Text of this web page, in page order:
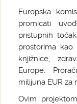
Europska
promicati
pristupnih
prostorima
knjižnice,
Europe.
milijuna EUR za
Ovim